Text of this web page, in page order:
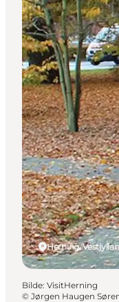
Herning,
Bilde: VisitHerning
© Jørgen Haugen